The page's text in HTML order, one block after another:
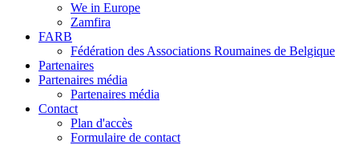
We in Europe
Zamfira
FARB
Fédération des Associations Roumaines de Belgique
Partenaires
Partenaires média
Partenaires média
Contact
Plan d'accès
Formulaire de contact